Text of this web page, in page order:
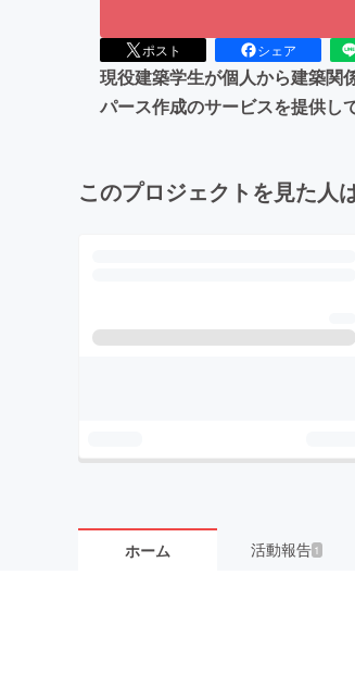
ポスト シェア
現役建築学生が個人から建築関
パース作成のサービスを提供し
このプロジェクトを見た人
ホーム 活動報告 1